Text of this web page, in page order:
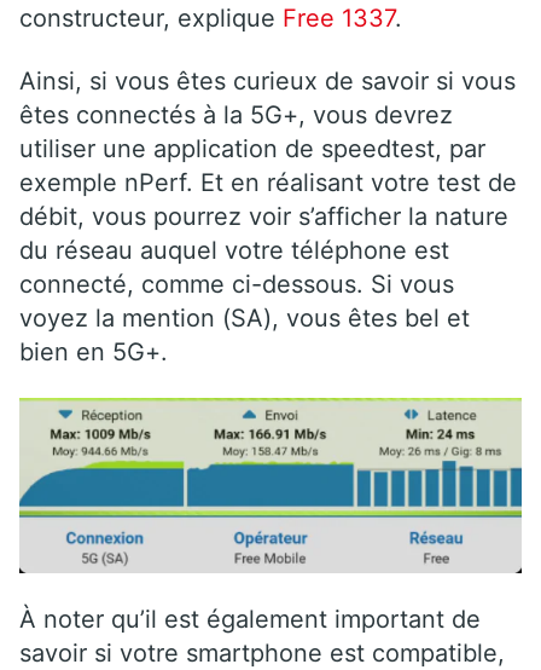
constructeur, explique Free 1337.
Ainsi, si vous êtes curieux de savoir si vous
êtes connectés à la 5G+, vous devrez
utiliser une application de speedtest, par
exemple nPerf. Et en réalisant votre test de
débit, vous pourrez voir s’afficher la nature
du réseau auquel votre téléphone est
connecté, comme ci-dessous. Si vous
voyez la mention (SA), vous êtes bel et
bien en 5G+.
À noter qu’il est également important de
savoir si votre smartphone est compatible,